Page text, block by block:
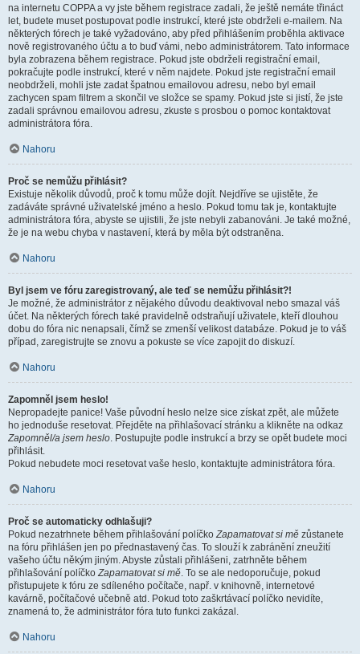
na internetu COPPA a vy jste během registrace zadali, že ještě nemáte třináct
let, budete muset postupovat podle instrukcí, které jste obdrželi e-mailem. Na
některých fórech je také vyžadováno, aby před přihlášením proběhla aktivace
nově registrovaného účtu a to buď vámi, nebo administrátorem. Tato informace
byla zobrazena během registrace. Pokud jste obdrželi registrační email,
pokračujte podle instrukcí, které v něm najdete. Pokud jste registrační email
neobdrželi, mohli jste zadat špatnou emailovou adresu, nebo byl email
zachycen spam filtrem a skončil ve složce se spamy. Pokud jste si jistí, že jste
zadali správnou emailovou adresu, zkuste s prosbou o pomoc kontaktovat
administrátora fóra.
Nahoru
Proč se nemůžu přihlásit?
Existuje několik důvodů, proč k tomu může dojít. Nejdříve se ujistěte, že
zadáváte správné uživatelské jméno a heslo. Pokud tomu tak je, kontaktujte
administrátora fóra, abyste se ujistili, že jste nebyli zabanováni. Je také možné,
že je na webu chyba v nastavení, která by měla být odstraněna.
Nahoru
Byl jsem ve fóru zaregistrovaný, ale teď se nemůžu přihlásit?!
Je možné, že administrátor z nějakého důvodu deaktivoval nebo smazal váš
účet. Na některých fórech také pravidelně odstraňují uživatele, kteří dlouhou
dobu do fóra nic nenapsali, čímž se zmenší velikost databáze. Pokud je to váš
případ, zaregistrujte se znovu a pokuste se více zapojit do diskuzí.
Nahoru
Zapomněl jsem heslo!
Nepropadejte panice! Vaše původní heslo nelze sice získat zpět, ale můžete
ho jednoduše resetovat. Přejděte na přihlašovací stránku a klikněte na odkaz
Zapomněl/a jsem heslo. Postupujte podle instrukcí a brzy se opět budete moci
přihlásit.
Pokud nebudete moci resetovat vaše heslo, kontaktujte administrátora fóra.
Nahoru
Proč se automaticky odhlašuji?
Pokud nezatrhnete během přihlašování políčkoZapamatovat si mě zůstanete
na fóru přihlášen jen po přednastavený čas. To slouží k zabránění zneužití
vašeho účtu někým jiným. Abyste zůstali přihlášeni, zatrhněte během
přihlašování políčkoZapamatovat si mě. To se ale nedoporučuje, pokud
přistupujete k fóru ze sdíleného počítače, např. v knihovně, internetové
kavárně, počítačové učebně atd. Pokud toto zaškrtávací políčko nevidíte,
znamená to, že administrátor fóra tuto funkci zakázal.
Nahoru